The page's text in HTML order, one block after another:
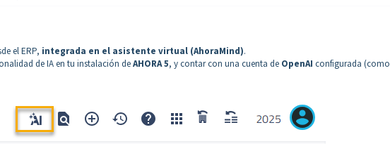
el ERP, integrada en el asistente virtual (AhoraMind).
de IA en tu instalación deAHORA 5, y contar con una cuenta de OpenAI configurada